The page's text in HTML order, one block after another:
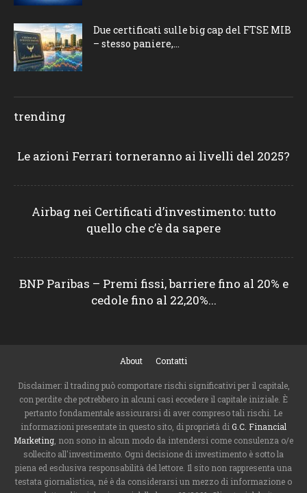
Due certificati sulle big cap del FTSE MIB
– stesso paniere,...
trending
Le azioni Ferrari torneranno ai livelli del 2025?
Airbag nei Certificati d’investimento: tutto
quello che c’è da sapere
BNP Paribas – Premi fissi, barriere fino al 20% e
cedole fino al 22,20%...
About Contatti
Disclaimer: il trading può comportare rischi significativi per il capitale,
con perdite che potrebbero in alcuni casi eccedere il capitale iniziale. È
pertanto fondamentale assicurarsi di aver compreso tali rischi. Le
informazioni presentate in questo sito, di proprietà di G.C. Financial
Marketing , non sono in alcun modo da intendersi come consulenza o/e
sollecito all'investimento. Ogni decisione di investimento è sotto la
piena ed esclusiva responsabilità del lettore. Il sito non rappresenta una
testata giornalistica, né è da considerarsi un mezzo di informazione o